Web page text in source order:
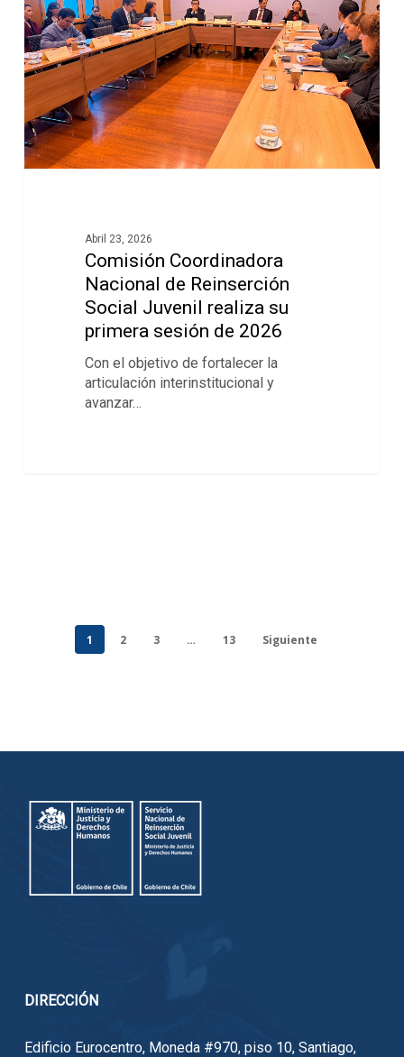
Abril 23, 2026
Comisión Coordinadora
Nacional de Reinserción
Social Juvenil realiza su
primera sesión de 2026
Con el objetivo de fortalecer la
articulación interinstitucional y
avanzar…
1 2 3 … 13 Siguiente
DIRECCIÓN
Edificio Eurocentro, Moneda #970, piso 10, Santiago,